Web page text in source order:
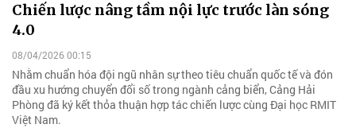
Chiến lược nâng tầm nội lực trước làn sóng
4.0
08/04/2026 00:15
Nhằm chuẩn hóa đội ngũ nhân sự theo tiêu chuẩn quốc tế và đón
đầu xu hướng chuyển đổi số trong ngành cảng biển, Cảng Hải
Phòng đã ký kết thỏa thuận hợp tác chiến lược cùng Đại học RMIT
Việt Nam.